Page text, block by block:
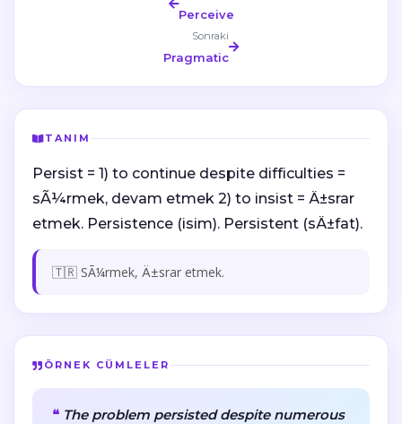
Perceive
Sonraki
Pragmatic
TANIM
Persist = 1) to continue despite difficulties =
sÃ¼rmek, devam etmek 2) to insist = Ä±srar
etmek. Persistence (isim). Persistent (sÄ±fat).
🇹🇷 SÃ¼rmek, Ä±srar etmek.
ÖRNEK CÜMLELER
The problem persisted despite numerous